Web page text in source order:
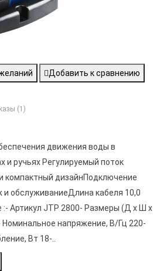
Добавить к сравнению
(1)
движения воды в
и ручьях Регулируемый поток
дизайнПодключение
обслуживаниеДлина кабеля 10,0
Артикул JTP 2800- Размеры (Д х Ш х
Номинальное напряжение, В/Гц 220-
Вт 18-..